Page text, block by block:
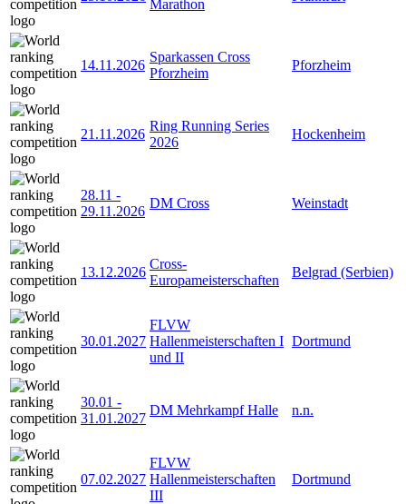
Marathon
14.11.2026
Sparkassen Cross
Pforzheim
Pforzheim
21.11.2026
Ring Running Series
2026
Hockenheim
28.11 -
29.11.2026
DM Cross Weinstadt
13.12.2026
Cross-
Europameisterschaften
Belgrad (Serbien)
30.01.2027
FLVW
Hallenmeisterschaften I
und II
Dortmund
30.01 -
31.01.2027
DM Mehrkampf Halle n.n.
07.02.2027
FLVW
Hallenmeisterschaften
III
Dortmund